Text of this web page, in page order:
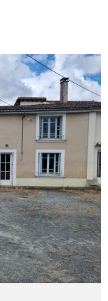
LOCATIF
MON
CONTACT